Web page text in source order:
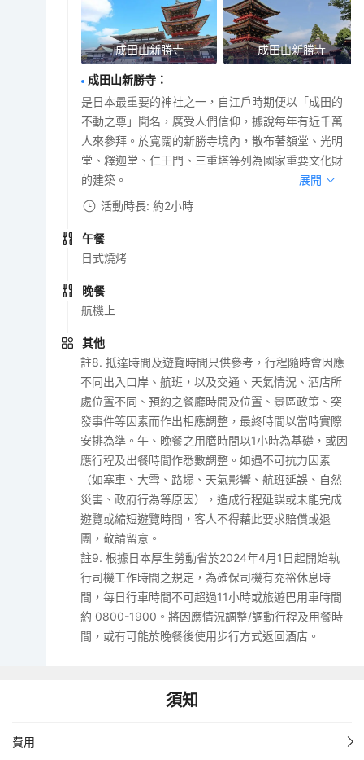
成田山新勝寺 成田山新勝寺
成田山新勝寺 ：
是日本最重要的神社之一，自江戶時期便以「成田的
不動之尊」聞名，廣受人們信仰，據說每年有近千萬
人來參拜。於寬闊的新勝寺境內，散布著額堂、光明
堂、釋迦堂、仁王門、三重塔等列為國家重要文化財
的建築。
展開
活動時長: 約2小時
午餐
日式燒烤
晚餐
航機上
其他
註8. 抵達時間及遊覽時間只供參考，行程隨時會因應
不同出入口岸、航班，以及交通、天氣情況、酒店所
處位置不同、預約之餐廳時間及位置、景區政策、突
發事件等因素而作出相應調整，最終時間以當時實際
安排為準。午、晚餐之用膳時間以1小時為基礎，或因
應行程及出餐時間作悉數調整。如遇不可抗力因素
（如塞車、大雪、路塌、天氣影響、航班延誤、自然
災害、政府行為等原因），造成行程延誤或未能完成
遊覽或縮短遊覽時間，客人不得藉此要求賠償或退
團，敬請留意。
註9. 根據日本厚生勞動省於2024年4月1日起開始執
行司機工作時間之規定，為確保司機有充裕休息時
間，每日行車時間不可超過11小時或旅遊巴用車時間
約 0800-1900。將因應情況調整/調動行程及用餐時
間，或有可能於晚餐後使用步行方式返回酒店。
須知
費用